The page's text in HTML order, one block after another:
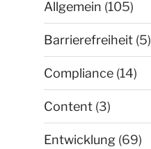
Allgemein (105)
Barrierefreiheit (5)
Compliance (14)
Content (3)
Entwicklung (69)